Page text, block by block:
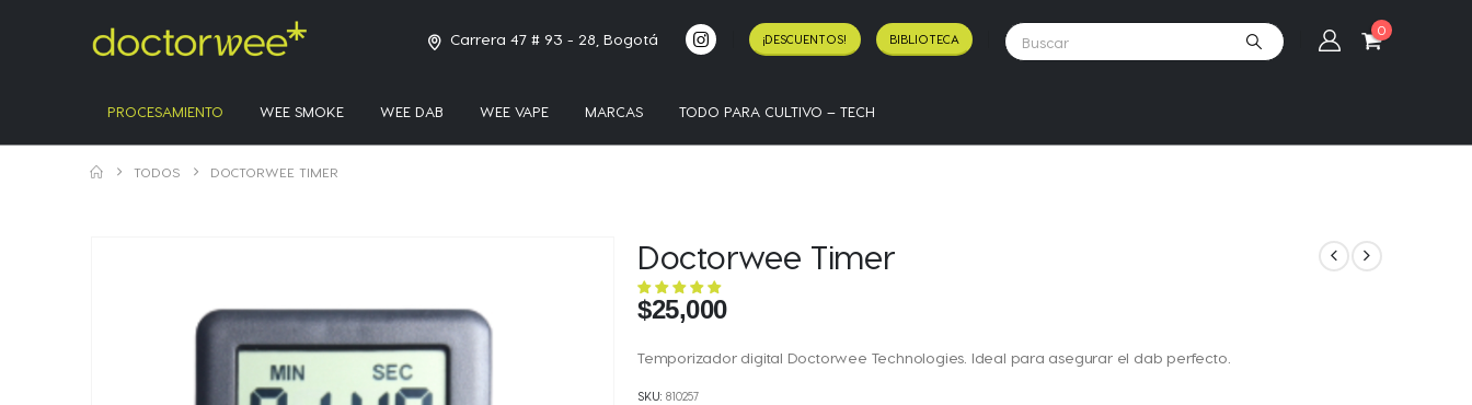
Carrera 47 # 93 - 28, Bogotá ¡DESCUENTOS! BIBLIOTECA
0
PROCESAMIENTO WEE SMOKE WEE DAB WEE VAPE MARCAS TODO PARA CULTIVO – TECH
TODOS DOCTORWEE TIMER
Doctorwee Timer
$25,000
Temporizador digital Doctorwee Technologies. Ideal para asegurar el dab perfecto.
SKU: 810257